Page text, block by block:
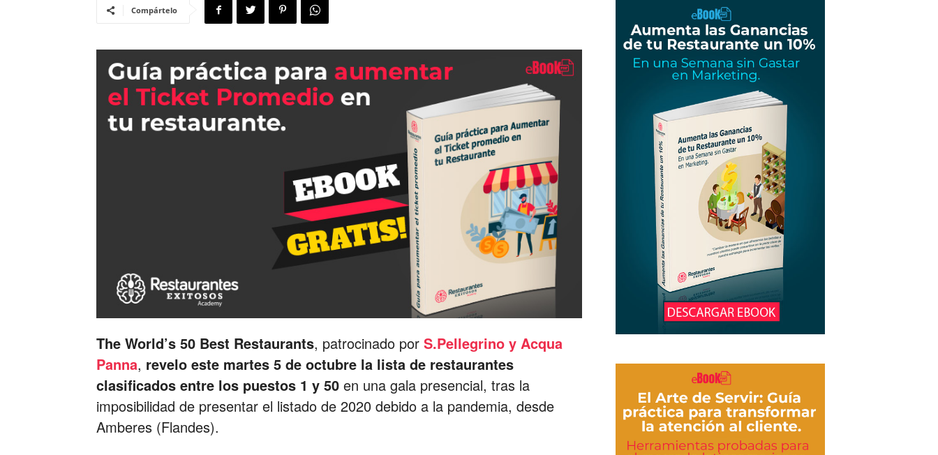
Menus
de
Compártelo
The World’s 50 Best Restaurants, patrocinado por S.Pellegrino y Acqua
Panna, revelo este martes 5 de octubre la lista de restaurantes
clasificados entre los puestos 1 y 50 en una gala presencial, tras la
imposibilidad de presentar el listado de 2020 debido a la pandemia, desde
Amberes (Flandes).